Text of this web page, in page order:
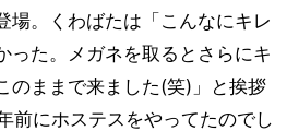
場。くわばたは「こんなにキレ
った。メガネを取るとさらにキ
のままで来ました(笑)」と挨拶
前にホステスをやってたのでし